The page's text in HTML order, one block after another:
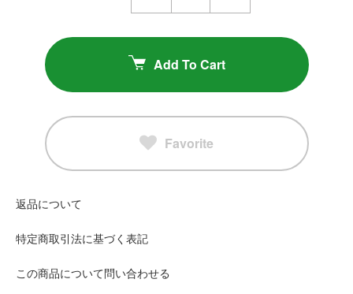
Add To Cart
Favorite
返品について
特定商取引法に基づく表記
この商品について問い合わせる